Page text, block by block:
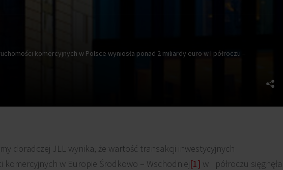
komercyjnych w Polsce wyniosła ponad 2 miliardy euro w I półroczu –
doradczej JLL wynika, że wartość transakcji inwestycyjnych
w Europie Środkowo – Wschodniej[1] w I półroczu sięgnęła